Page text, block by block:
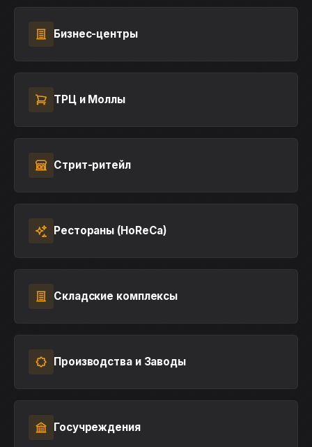
Бизнес-центры
ТРЦ и Моллы
Стрит-ритейл
Рестораны (HoReCa)
Складские комплексы
Производства и Заводы
Госучреждения